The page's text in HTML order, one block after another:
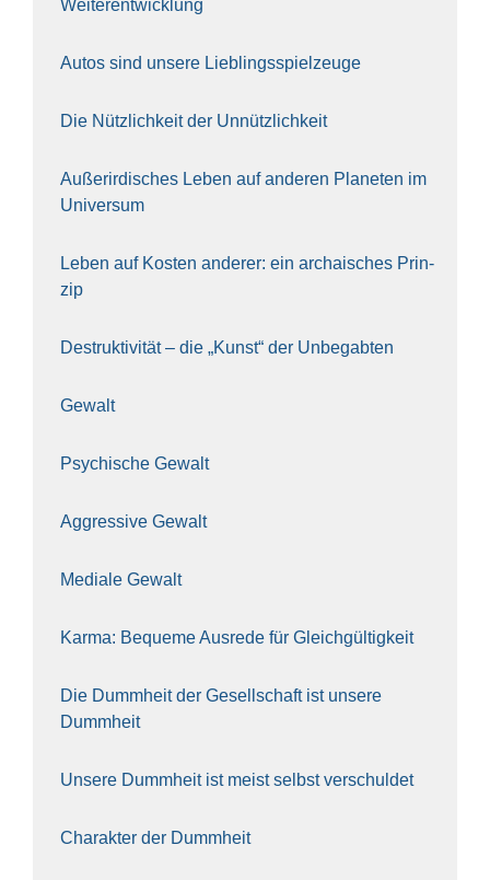
Wei­ter­ent­wick­lung
Autos sind unse­re Lieb­lings­spiel­zeu­ge
Die Nütz­lich­keit der Unnütz­lich­keit
Außer­ir­di­sches Leben auf ande­ren Pla­ne­ten im
Uni­ver­sum
Leben auf Kos­ten ande­rer: ein archai­sches Prin­
zip
Destruk­ti­vi­tät – die „Kunst“ der Unbe­gab­ten
Gewalt
Psy­chi­sche Gewalt
Aggres­si­ve Gewalt
Media­le Gewalt
Kar­ma: Beque­me Aus­re­de für Gleich­gül­tig­keit
Die Dumm­heit der Gesell­schaft ist unse­re
Dumm­heit
Unse­re Dumm­heit ist meist selbst ver­schul­det
Cha­rak­ter der Dumm­heit